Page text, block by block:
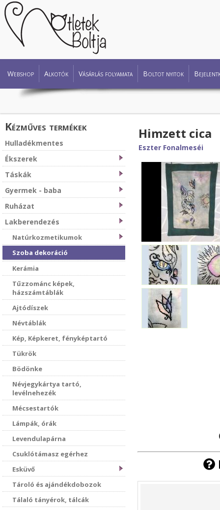
Webshop Alkotók Vásárlás folyamata Boltot nyitok
Kézműves termékek
Hulladékmentes
Ékszerek
Táskák
Gyermek - baba
Ruházat
Lakberendezés
Natúrkozmetikumok
Szoba dekoráció
Kerámia
Tűzzománc képek,
házszámtáblák
Ajtódíszek
Névtáblák
Kép, Képkeret, fényképtartó
Tükrök
Bödönke
Névjegykártya tartó,
levélnehezék
Mécsestartók
Lámpák, órák
Levendulapárna
Csuklótámasz egérhez
Esküvő
Tároló és ajándékdobozok
Tálaló tányérok, tálcák
Himzett cica
Eszter Fonalmeséi